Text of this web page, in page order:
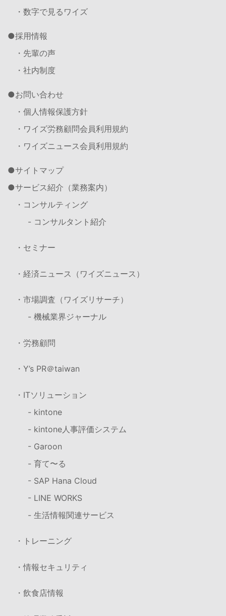
・数字で見るワイズ
採用情報
・先輩の声
・社内制度
お問い合わせ
・個人情報保護方針
・ワイズ労務顧問会員利用規約
・ワイズニュース会員利用規約
サイトマップ
サービス紹介（業務案内）
・コンサルティング
- コンサルタント紹介
・セミナー
・経済ニュース（ワイズニュース）
・市場調査（ワイズリサーチ）
- 機械業界ジャーナル
・労務顧問
・Y’s PR＠taiwan
・ITソリューション
- kintone
- kintone人事評価システム
- Garoon
- 育て〜る
- SAP Hana Cloud
- LINE WORKS
- 生活情報関連サービス
・トレーニング
・情報セキュリティ
・飲食店情報